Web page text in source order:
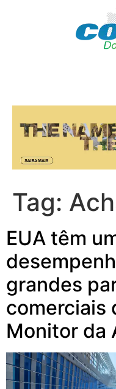
Tag:
EUA têm
grandes
comerciais
Monitor da